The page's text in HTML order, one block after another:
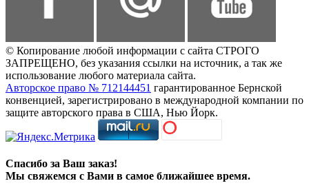
© Копирование любой информации с сайта СТРОГО
ЗАПРЕЩЕНО, без указания ссылки на источник, а так же
использование любого материала сайта.
Авторское право № 712144451 гарантированное Бернской
конвенцией, зарегистрировано в международной компании по
защите авторского права в США, Нью Йорк.
Спасибо за Ваш заказ!
Мы свяжемся с Вами в самое ближайшее время.